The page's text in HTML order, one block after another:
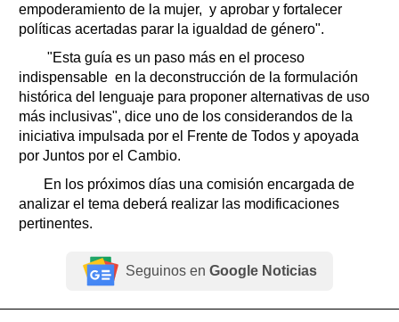
empoderamiento de la mujer, y aprobar y fortalecer
políticas acertadas parar la igualdad de género".
"Esta guía es un paso más en el proceso
indispensable en la deconstrucción de la formulación
histórica del lenguaje para proponer alternativas de uso
más inclusivas", dice uno de los considerandos de la
iniciativa impulsada por el Frente de Todos y apoyada
por Juntos por el Cambio.
En los próximos días una comisión encargada de
analizar el tema deberá realizar las modificaciones
pertinentes.
Seguinos en Google Noticias